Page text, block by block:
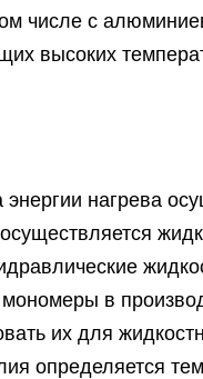
числе с
высоких
нагрева
в
их для
определяется